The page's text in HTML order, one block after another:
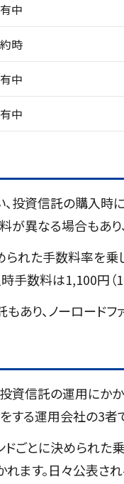
中
時
中
中
投資信託の購入時
異なる場合もあり
れた手数料率を乗
手数料は1,100円（
り、ノーロードフ
資信託の運用にか
する運用会社の3者
ドごとに決められ
れます。日々公表